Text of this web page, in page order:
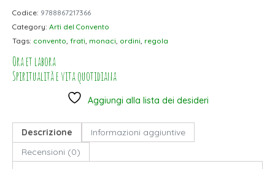
Codice: 9788867217366
Category: Arti del Convento
Tags: convento frati monaci ordini regola
Ora et labora
Spiritualità e vita quotidiana
Aggiungi alla lista dei desideri
Descrizione
Informazioni aggiuntive
Recensioni (0)